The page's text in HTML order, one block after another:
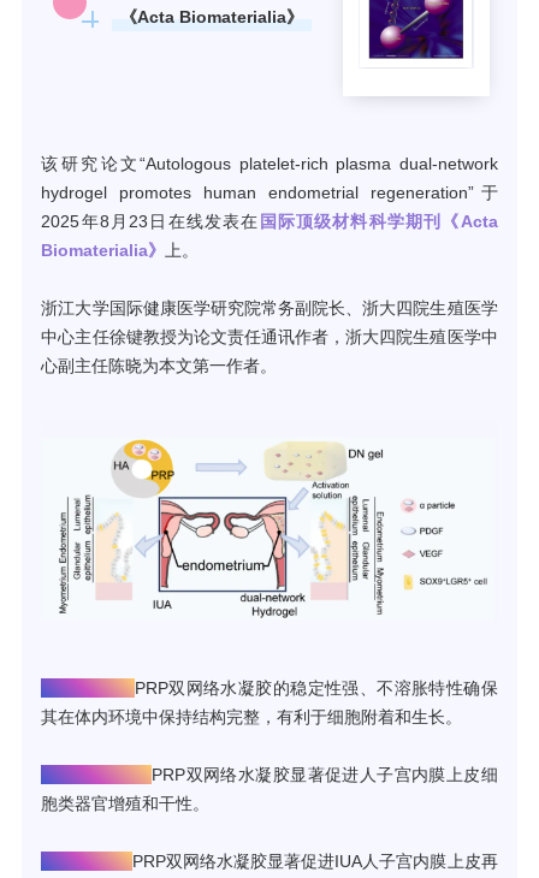
《Acta Biomaterialia》
该研究论文“Autologous platelet-rich plasma dual-network
hydrogel promotes human endometrial regeneration”于
2025年8月23日在线发表在 国际顶级材料科学期刊《Acta
Biomaterialia》上。
浙江大学国际健康医学研究院常务副院长、浙大四院生殖医学
中心主任徐键教授为论文责任通讯作者，浙大四院生殖医学中
心副主任陈晓为本文第一作者。
▫表征分析：PRP双网络水凝胶的稳定性强、不溶胀特性确保
其在体内环境中保持结构完整，有利于细胞附着和生长。
▫类器官实验： PRP双网络水凝胶显著促进人子宫内膜上皮细
胞类器官增殖和干性。
▫临床研究：PRP双网络水凝胶显著促进IUA人子宫内膜上皮再